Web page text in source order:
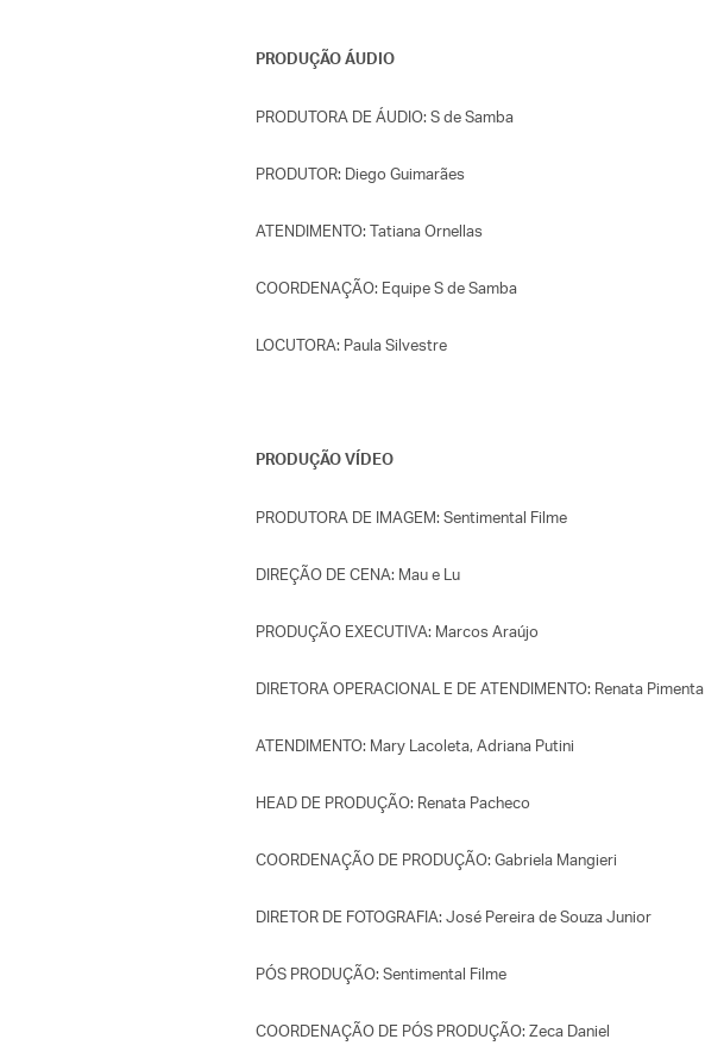
PRODUÇÃO ÁUDIO
PRODUTORA DE ÁUDIO: S de Samba
PRODUTOR: Diego Guimarães
ATENDIMENTO: Tatiana Ornellas
COORDENAÇÃO: Equipe S de Samba
LOCUTORA: Paula Silvestre
PRODUÇÃO VÍDEO
PRODUTORA DE IMAGEM: Sentimental Filme
DIREÇÃO DE CENA: Mau e Lu
PRODUÇÃO EXECUTIVA: Marcos Araújo
DIRETORA OPERACIONAL E DE ATENDIMENTO: Renata Pimenta
ATENDIMENTO: Mary Lacoleta, Adriana Putini
HEAD DE PRODUÇÃO: Renata Pacheco
COORDENAÇÃO DE PRODUÇÃO: Gabriela Mangieri
DIRETOR DE FOTOGRAFIA: José Pereira de Souza Junior
PÓS PRODUÇÃO: Sentimental Filme
COORDENAÇÃO DE PÓS PRODUÇÃO: Zeca Daniel